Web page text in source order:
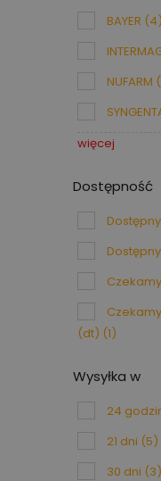
BAYER (4)
NUFARM
więcej
Dostępność
Dostępny
(dt) (1)
Wysyłka w
24
21 dni (5)
30 dni (3)